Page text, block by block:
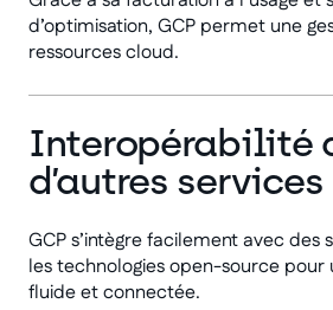
d’optimisation, GCP permet une
ressources cloud.
Interopérabilité
d’autres services
GCP s’intègre facilement avec des
les technologies open-source
fluide et connectée.